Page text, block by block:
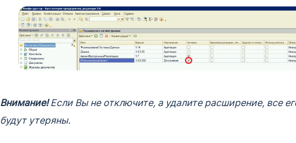
Внимание!Если Вы не отключите, а удалите расширение, все
будут утеряны.